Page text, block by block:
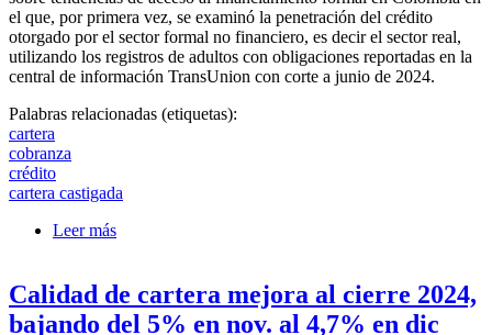
el que, por primera vez, se examinó la penetración del crédito
otorgado por el sector formal no financiero, es decir el sector real,
utilizando los registros de adultos con obligaciones reportadas en la
central de información TransUnion con corte a junio de 2024.
Palabras relacionadas (etiquetas):
cartera
cobranza
crédito
cartera castigada
Leer más
Calidad de cartera mejora al cierre 2024,
bajando del 5% en nov. al 4,7% en dic